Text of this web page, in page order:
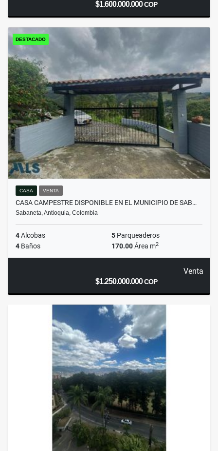
$1.600.000.000COP
DESTACADO
CASA VENTA
CASA CAMPESTRE DISPONIBLE EN EL MUNICIPIO DE SAB…
Sabaneta, Antioquia, Colombia
4Alcobas 5 Parqueaderos
4 Baños 170.00Área m2
Venta
$1.250.000.000COP